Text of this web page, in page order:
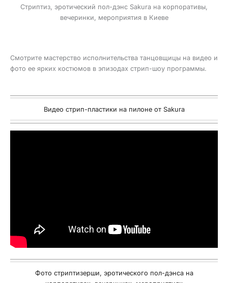
Стриптиз, эротический пол-дэнс Sakura на корпоративы,
вечеринки, мероприятия в Киеве
Смотрите мастерство исполнительства танцовщицы на видео и
фото ее ярких костюмов в эпизодах стрип-шоу программы.
Видео стрип-пластики на пилоне от Sakura
Фото стриптизерши, эротического пол-дэнса на